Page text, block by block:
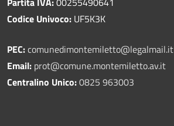
Codice Univoco: UF5K3K
PEC:comunedimontemiletto@legalmail.it
Email: prot@comune.montemiletto.av.it
Centralino Unico:0825 963003